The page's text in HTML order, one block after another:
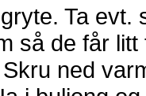
Ta
så de får
ned